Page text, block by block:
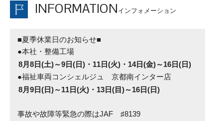
INFORMATION インフォメーション
■夏季休業日のお知らせ■
●本社・整備工場
8月8日(土)～9日(日)・11日(火)・14日(金)～16日(日)
●福祉車両コンシェルジュ 京都南インター店
8月9日(日)～11日(火)・13日(目)～16日(日)
事故や故障等緊急の際はJAF ♯8139